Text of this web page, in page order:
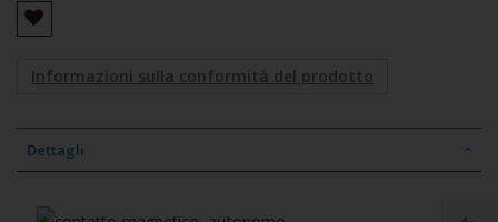
Informazioni sulla conformità del prodotto
Dettagli